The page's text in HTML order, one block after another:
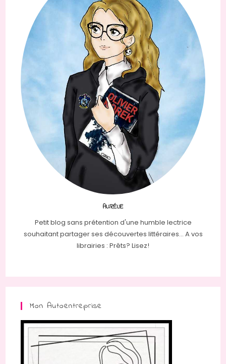
AURÉLIE
Petit blog sans prétention d'une humble lectrice
souhaitant partager ses découvertes littéraires... A vos
librairies : Prêts? Lisez!
Mon Autoentreprise